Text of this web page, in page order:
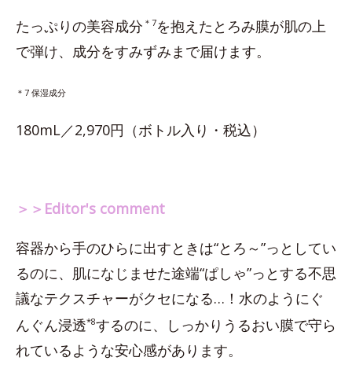
たっぷりの美容成分 ＊7を抱えたとろみ膜が肌の上
で弾け、成分をすみずみまで届けます。
＊7 保湿成分
180mL／2,970円（ボトル入り・税込）
＞＞Editor's comment
容器から手のひらに出すときは“とろ～”っとしてい
るのに、肌になじませた途端“ぱしゃ”っとする不思
議なテクスチャーがクセになる…！水のようにぐ
んぐん浸透*8するのに、しっかりうるおい膜で守ら
れているような安心感があります。